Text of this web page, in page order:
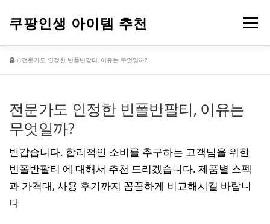
로
쿠팡인생 아이템 추천 메뉴
컴퓨터 기타
홈 »전문가도 인정한 빈폴반팔티, 이유는 무엇일까?
전문가도 인정한 빈폴반팔티, 이유는
무엇일까?
반갑습니다. 합리적인 소비를 추구하는 고객님을 위한
빈폴반팔티 에 대해서 추천 드리겠습니다. 제품별 스펙
과 가격대, 사용 후기까지 꼼꼼하게 비교해시길 바랍니
다